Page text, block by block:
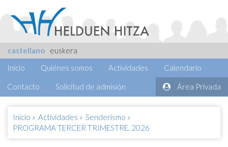
castellano
euskera
Inicio
Quiénes somos Actividades Calendario
Contacto Solicitud de admisión Área Privada
Inicio » Actividades » Senderismo »
PROGRAMA TERCER TRIMESTRE. 2026